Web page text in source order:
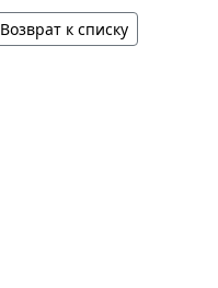
Возврат к списку